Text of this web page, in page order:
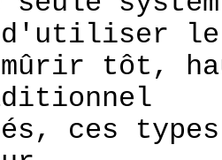
d'utiliser le
mûrir tôt,
ces